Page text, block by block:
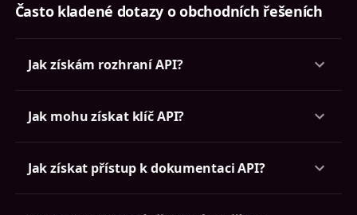
Často kladené dotazy o obchodních řešeních
Jak získám rozhraní API?
Jak mohu získat klíč API?
Jak získat přístup k dokumentaci API?